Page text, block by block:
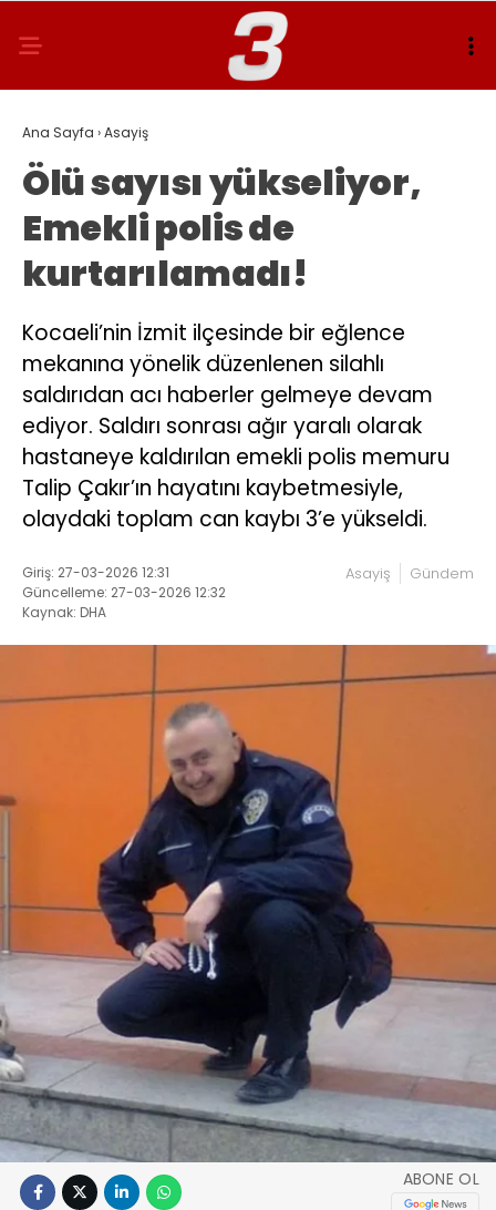
Ana Sayfa ›Asayiş
Ölü sayısı yükseliyor,
Emekli polis de
kurtarılamadı!
Kocaeli’nin İzmit ilçesinde bir eğlence
mekanına yönelik düzenlenen silahlı
saldırıdan acı haberler gelmeye devam
ediyor. Saldırı sonrası ağır yaralı olarak
hastaneye kaldırılan emekli polis memuru
Talip Çakır’ın hayatını kaybetmesiyle,
olaydaki toplam can kaybı 3’e yükseldi.
Giriş: 27-03-2026 12:31
Güncelleme: 27-03-2026 12:32
Kaynak: DHA
Asayiş Gündem
ABONE OL